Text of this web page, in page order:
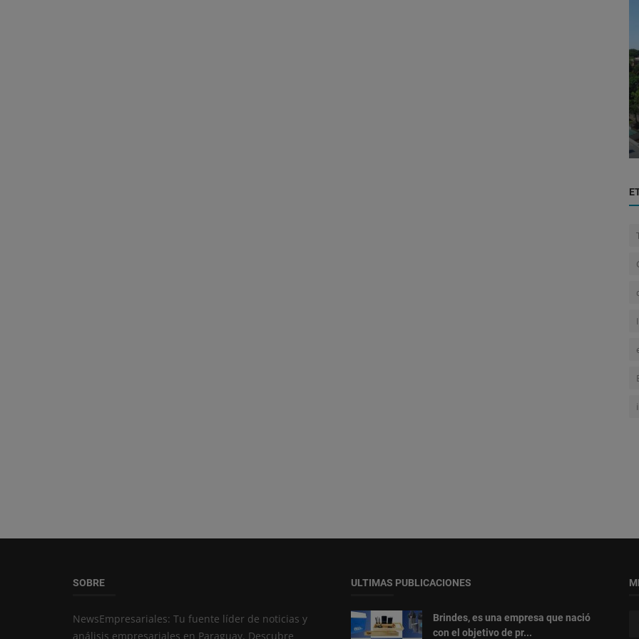
SOBRE
NewsEmpresariales: Tu fuente líder de noticias y
análisis empresariales en Paraguay. Descubre
ULTIMAS PUBLICACIONES
Brindes, es una empresa que nació
con el objetivo de pr...